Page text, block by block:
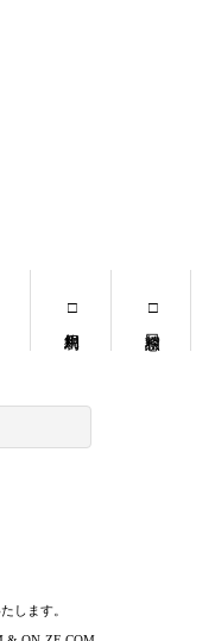
します。